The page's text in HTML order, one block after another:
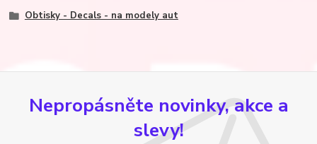
Obtisky - Decals - na modely aut
Nepropásněte novinky, akce a
slevy!